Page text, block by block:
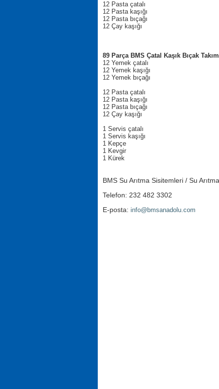
12 Pasta çatalı
12 Pasta kaşığı
12 Pasta bıçağı
12 Çay kaşığı
89 Parça BMS Çatal Kaşık Bıçak
12 Yemek çatalı
12 Yemek kaşığı
12 Yemek bıçağı
12 Pasta çatalı
12 Pasta kaşığı
12 Pasta bıçağı
12 Çay kaşığı
1 Servis çatalı
1 Servis kaşığı
1 Kepçe
1 Kevgir
1 Kürek
BMS Su Arıtma Sisitemleri / Su
Telefon: 232 482 3302
E-posta: info@bmsanadolu.com